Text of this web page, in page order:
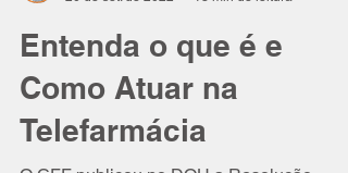
Isabel Schittini
20 de set. de 2022
13 min de leitura